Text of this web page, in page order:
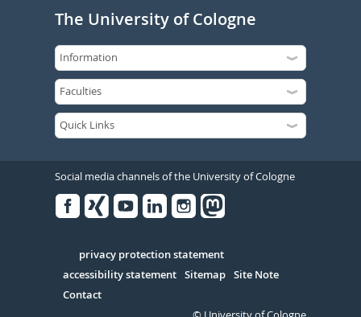
The University of Cologne
Social media channels of the University of Cologne
Serivce
privacy protection statement
accessibility statement Sitemap Site Note
Contact